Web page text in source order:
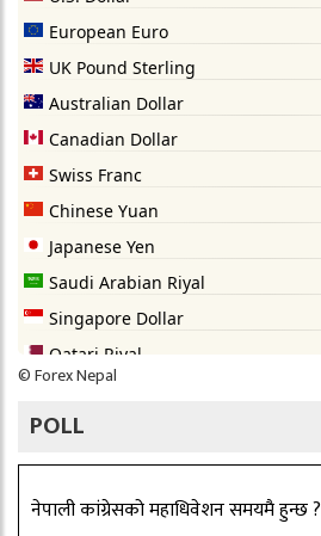
©Forex Nepal
POLL
नेपाली कांग्रेसको महाधिवेशन समयमै हुन्छ ?